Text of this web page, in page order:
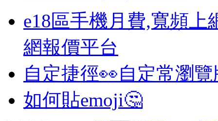
e18區手機月費,寬頻上
網報價平台
自定捷徑👀自定常瀏
如何貼emoji🤔